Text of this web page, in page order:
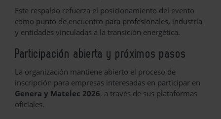
Este respaldo refuerza el posicionamiento del evento
como punto de encuentro para profesionales, industria
y entidades vinculadas a la transición energética.
Participación abierta y próximos pasos
La organización mantiene abierto el proceso de
inscripción para empresas interesadas en participar en
Genera y Matelec 2026, a través de sus plataformas
oficiales.